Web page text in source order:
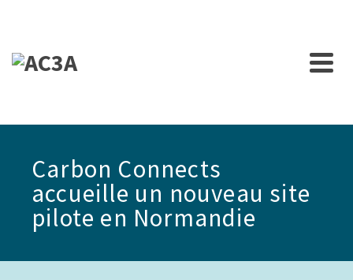
Carbon Connects
accueille un nouveau site
pilote en Normandie